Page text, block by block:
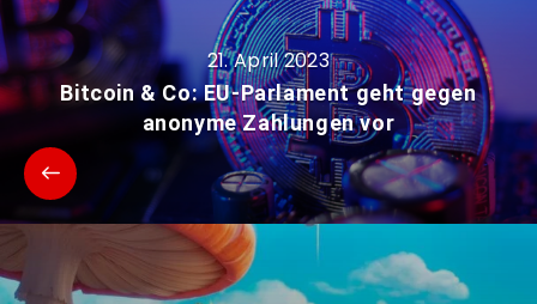
21. April 2023
Bitcoin & Co: EU-Parlament geht gegen
anonyme Zahlungen vor